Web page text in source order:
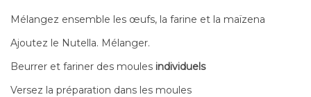
Mélangez ensemble les œufs, la farine et la maïzena
Ajoutez le Nutella. Mélanger.
Beurrer et fariner des moules individuels
Versez la préparation dans les moules